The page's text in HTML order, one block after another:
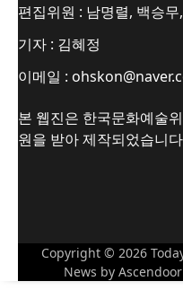
편집위원 : 남명렬, 백승
기자 : 김혜정
이메일 :
본 웹진은 한국문화예술
원을 받아 제작되었습니
Copyright © 2026
News by Ascendoor